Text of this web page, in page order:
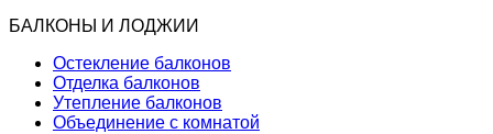
БАЛКОНЫ И ЛОДЖИИ
Остекление балконов
Отделка балконов
Утепление балконов
Объединение с комнатой